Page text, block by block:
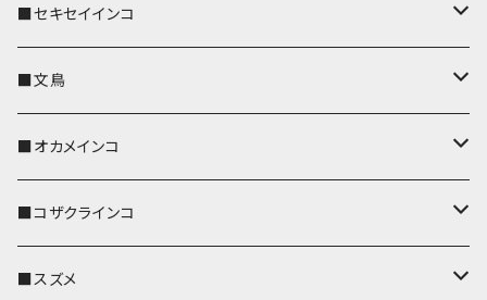
■セキセイインコ
キーカバー
キーホルダー
パスケース
リール付きストラップ
■文鳥
キーカバー
キーホルダー
パスケース
■オカメインコ
キーカバー
キーホルダー
■コザクラインコ
キーカバー
■スズメ